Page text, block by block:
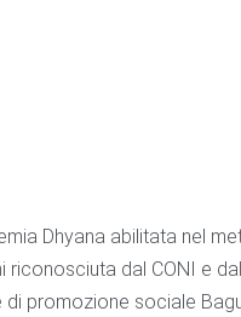
Dhyana abilitata nel
riconosciuta dal CONI e
promozione sociale